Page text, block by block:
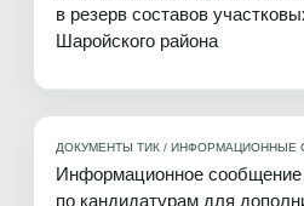
в резерв составов
Шаройского района
ДОКУМЕНТЫ ТИК / ИНФОРМАЦИОННЫЕ
Информационное
по кандидатурам для